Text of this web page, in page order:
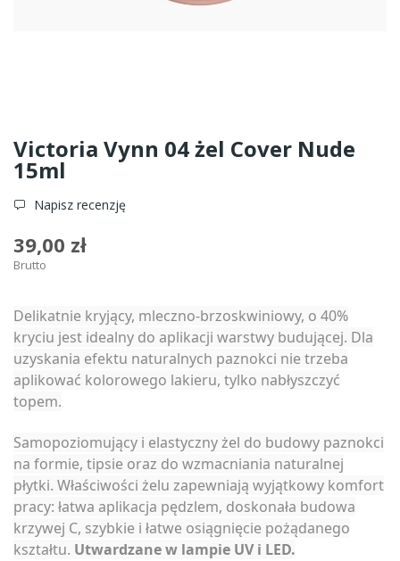
Victoria Vynn 04 żel Cover Nude
15ml
Napisz recenzję
39,00 zł
Brutto
Delikatnie kryjący, mleczno-brzoskwiniowy, o 40%
kryciu jest idealny do aplikacji warstwy budującej. Dla
uzyskania efektu naturalnych paznokci nie trzeba
aplikować kolorowego lakieru, tylko nabłyszczyć
topem.
Samopoziomujący i elastyczny żel do budowy paznokci
na formie, tipsie oraz do wzmacniania naturalnej
płytki. Właściwości żelu zapewniają wyjątkowy komfort
pracy: łatwa aplikacja pędzlem, doskonała budowa
krzywej C, szybkie i łatwe osiągnięcie pożądanego
kształtu. Utwardzane w lampie UV i LED.